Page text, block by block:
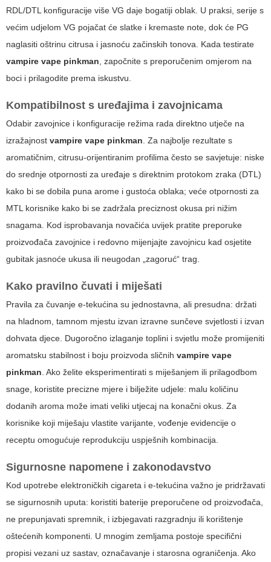
RDL/DTL konfiguracije više VG daje bogatiji oblak. U praksi, serije s
većim udjelom VG pojačat će slatke i kremaste note, dok će PG
naglasiti oštrinu citrusa i jasnoću začinskih tonova. Kada testirate
vampire vape pinkman, započnite s preporučenim omjerom na
boci i prilagodite prema iskustvu.
Kompatibilnost s uređajima i zavojnicama
Odabir zavojnice i konfiguracije režima rada direktno utječe na
izražajnost vampire vape pinkman. Za najbolje rezultate s
aromatičnim, citrusu-orijentiranim profilima često se savjetuje: niske
do srednje otpornosti za uređaje s direktnim protokom zraka (DTL)
kako bi se dobila puna arome i gustoća oblaka; veće otpornosti za
MTL korisnike kako bi se zadržala preciznost okusa pri nižim
snagama. Kod isprobavanja novačića uvijek pratite preporuke
proizvođača zavojnice i redovno mijenjajte zavojnicu kad osjetite
gubitak jasnoće ukusa ili neugodan „zagoruć“ trag.
Kako pravilno čuvati i miješati
Pravila za čuvanje e-tekućina su jednostavna, ali presudna: držati
na hladnom, tamnom mjestu izvan izravne sunčeve svjetlosti i izvan
dohvata djece. Dugoročno izlaganje toplini i svjetlu može promijeniti
aromatsku stabilnost i boju proizvoda sličnih vampire vape
pinkman. Ako želite eksperimentirati s miješanjem ili prilagodbom
snage, koristite precizne mjere i bilježite udjele: malu količinu
dodanih aroma može imati veliki utjecaj na konačni okus. Za
korisnike koji miješaju vlastite varijante, vođenje evidencije o
receptu omogućuje reprodukciju uspješnih kombinacija.
Sigurnosne napomene i zakonodavstvo
Kod upotrebe elektroničkih cigareta i e-tekućina važno je pridržavati
se sigurnosnih uputa: koristiti baterije preporučene od proizvođača,
ne prepunjavati spremnik, i izbjegavati razgradnju ili korištenje
oštećenih komponenti. U mnogim zemljama postoje specifični
propisi vezani uz sastav, označavanje i starosna ograničenja. Ako